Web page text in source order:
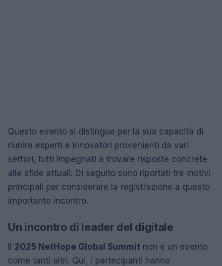
Questo evento si distingue per la sua capacità di
riunire esperti e innovatori provenienti da vari
settori, tutti impegnati a trovare risposte concrete
alle sfide attuali. Di seguito sono riportati tre motivi
principali per considerare la registrazione a questo
importante incontro.
Un incontro di leader del digitale
Il 2025 NetHope Global Summit non è un evento
come tanti altri. Qui, i partecipanti hanno